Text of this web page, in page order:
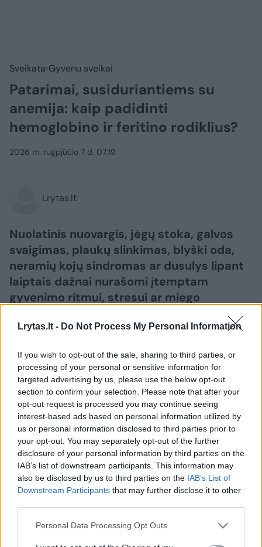
Lrytas.lt - Do Not Process My Personal Information
If you wish to opt-out of the sale, sharing to third parties, or
processing of your personal or sensitive information for
targeted advertising by us, please use the below opt-out
section to confirm your selection. Please note that after your
opt-out request is processed you may continue seeing
interest-based ads based on personal information utilized by
us or personal information disclosed to third parties prior to
your opt-out. You may separately opt-out of the further
disclosure of your personal information by third parties on the
IAB’s list of downstream participants. This information may
also be disclosed by us to third parties on the IAB’s List of
Downstream Participants that may further disclose it to other
Personal Data Processing Opt Outs
Sveikata Gyvenu sveikai
Patarimai, susiduriantiems su
anemija: kaip padidinti
hemoglobino ir feritino rodiklius?
2026 m. rugpjūčio 7 d. 07:19
Lrytas.lt
Nuolatinis nuovargis, jėgų stoka, galvos
svaigimas, plaukų slinkimas, blyški oda,
neramių kojų sindromas ar dusulys lipant
laiptais dažnai nurašomi įtemptam
gyvenimo ritmui, stresui ar miego
įspėti mus apie vieną dažniausių kraujo
rašoma pranešime žiniasklaidai.
Daugiau nuotraukų (4)